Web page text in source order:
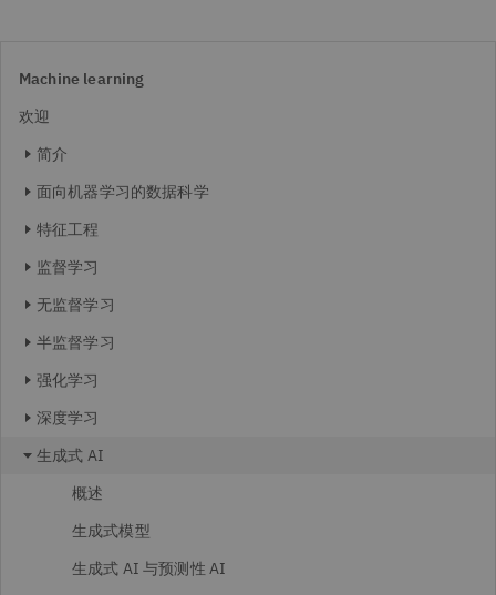
Machine learning
欢迎
简介
面向机器学习的数据科学
特征工程
监督学习
无监督学习
半监督学习
强化学习
深度学习
生成式 AI
概述
生成式模型
生成式 AI 与预测性 AI